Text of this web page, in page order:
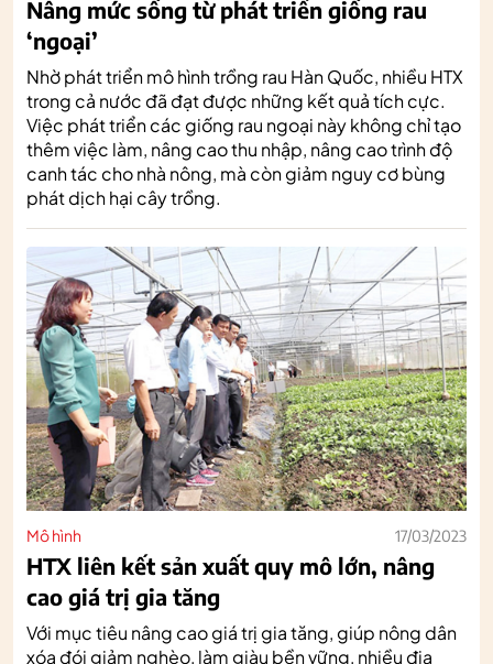
Nâng mức sống từ phát triển giống rau
‘ngoại’
Nhờ phát triển mô hình trồng rau Hàn Quốc, nhiều HTX
trong cả nước đã đạt được những kết quả tích cực.
Việc phát triển các giống rau ngoại này không chỉ tạo
thêm việc làm, nâng cao thu nhập, nâng cao trình độ
canh tác cho nhà nông, mà còn giảm nguy cơ bùng
phát dịch hại cây trồng.
Mô hình 17/03/2023
HTX liên kết sản xuất quy mô lớn, nâng
cao giá trị gia tăng
Với mục tiêu nâng cao giá trị gia tăng, giúp nông dân
xóa đói giảm nghèo, làm giàu bền vững, nhiều địa